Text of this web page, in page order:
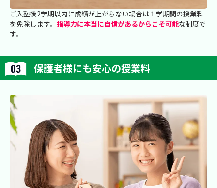
ご入塾後2学期以内に成績が上がらない場合は１学期間の授業料
を免除します。 指導力に本当に自信があるからこそ可能な制度で
す。
保護者様にも安心の授業料